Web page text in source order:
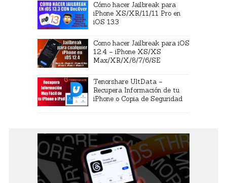
Cómo hacer Jailbreak para
iPhone XS/XR/11/11 Pro en
iOS 13.3
Como hacer Jailbreak para iOS
12.4 – iPhone XS/XS
Max/XR/X/8/7/6/SE
Tenorshare UltData –
Recupera Información de tu
iPhone o Copia de Seguridad